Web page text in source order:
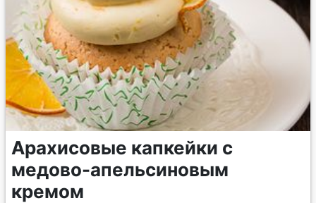
Арахисовые капкейки с
медово-апельсиновым
кремом